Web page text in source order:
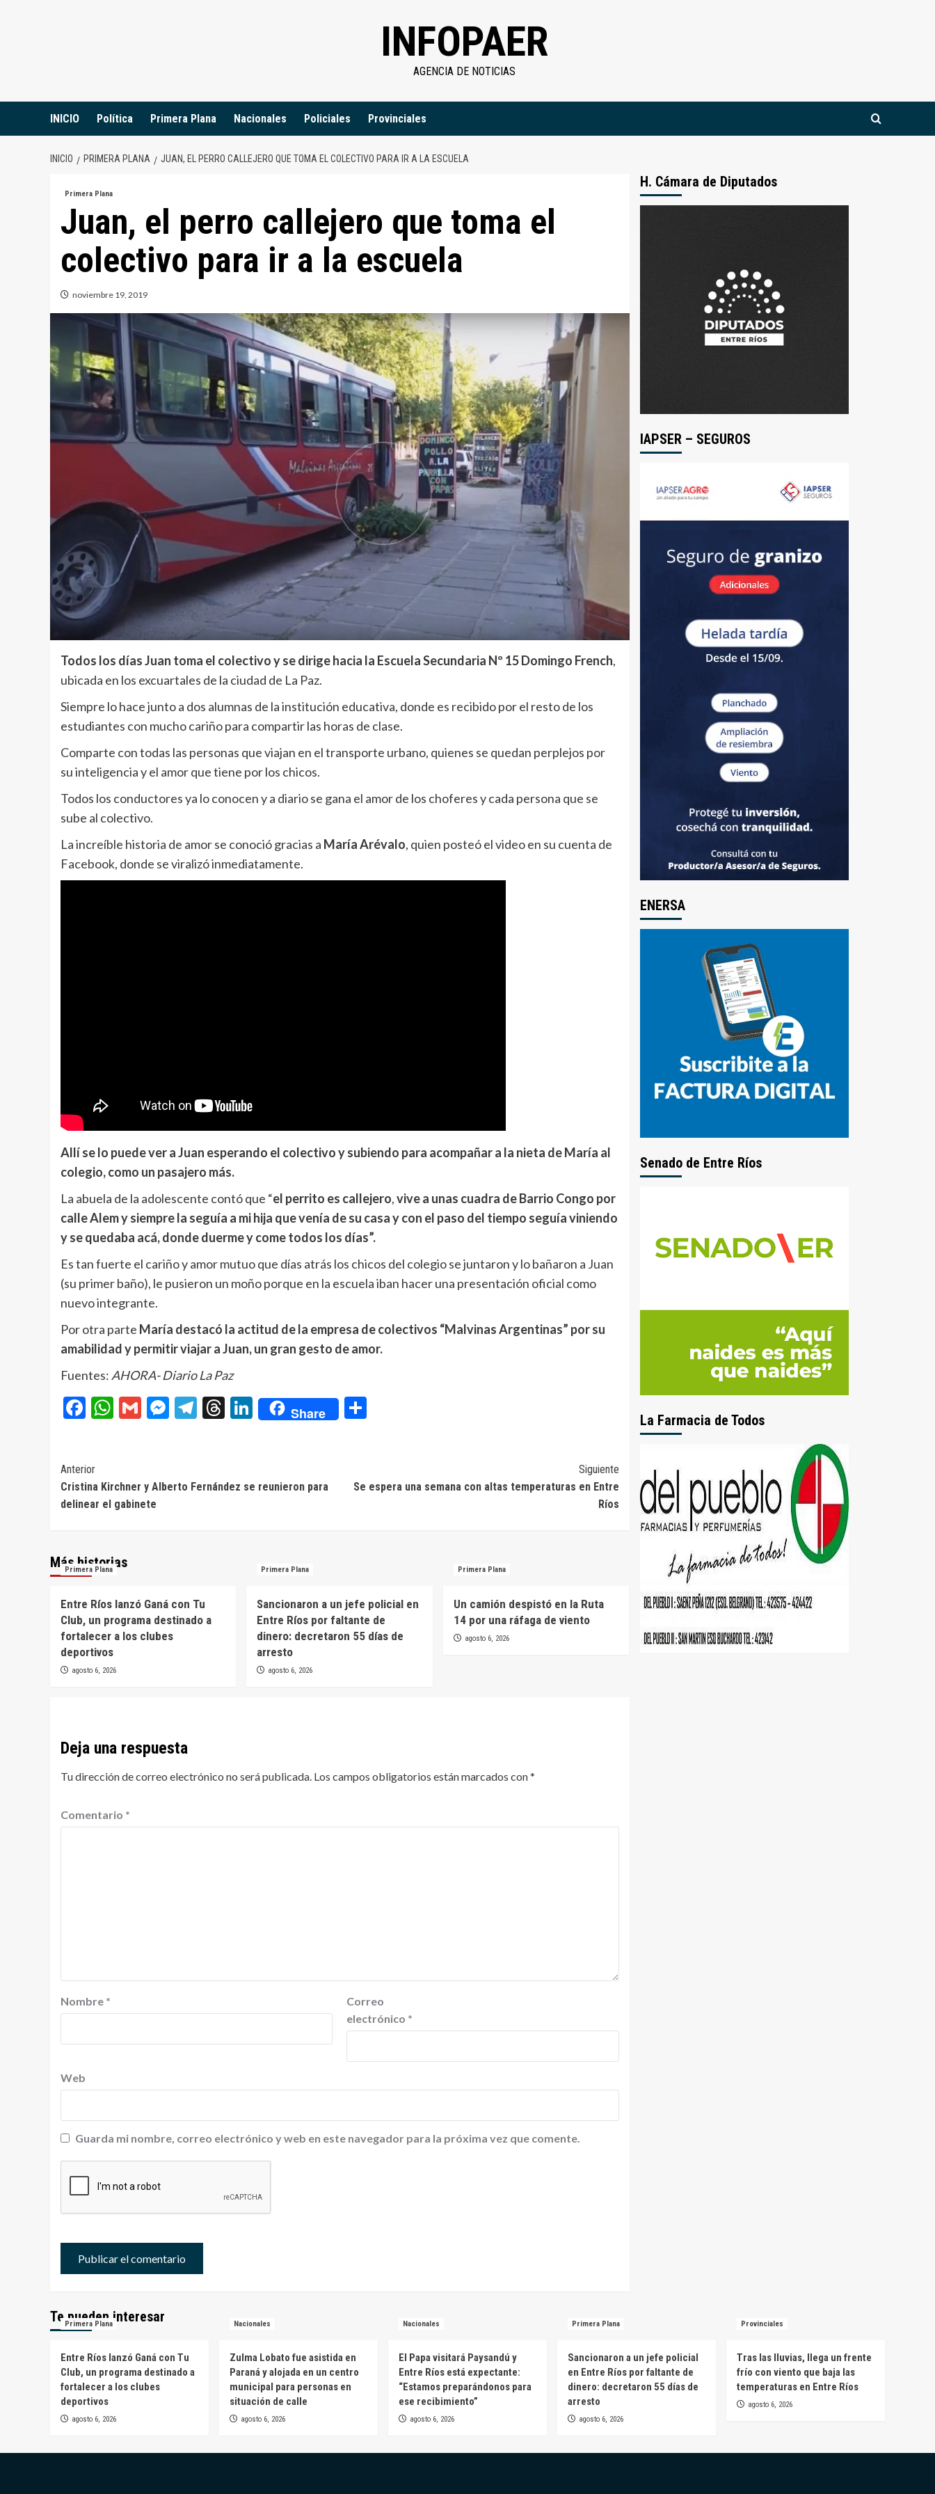
INFOPAER
AGENCIA DE NOTICIAS
INICIO Política Primera Plana Nacionales Policiales Provinciales
INICIO PRIMERA PLANA JUAN, EL PERRO CALLEJERO QUE TOMA EL COLECTIVO PARA IR A LA ESCUELA
Primera Plana
Juan, el perro callejero que toma el
colectivo para ir a la escuela
noviembre 19, 2019
Todos los días Juan toma el colectivo y se dirige hacia la Escuela Secundaria Nº 15 Domingo French,
ubicada en los excuartales de la ciudad de La Paz.
Siempre lo hace junto a dos alumnas de la institución educativa, donde es recibido por el resto de los
estudiantes con mucho cariño para compartir las horas de clase.
Comparte con todas las personas que viajan en el transporte urbano, quienes se quedan perplejos por
su inteligencia y el amor que tiene por los chicos.
Todos los conductores ya lo conocen y a diario se gana el amor de los choferes y cada persona que se
sube al colectivo.
La increíble historia de amor se conoció gracias a María Arévalo, quien posteó el video en su cuenta de
Facebook, donde se viralizó inmediatamente.
Allí se lo puede ver a Juan esperando el colectivo y subiendo para acompañar a la nieta de María al
colegio, como un pasajero más.
La abuela de la adolescente contó que “el perrito es callejero,vive a unas cuadra de Barrio Congo por
calle Alem y siempre la seguía a mi hija que venía de su casa y con el paso del tiempo seguía viniendo
y se quedaba acá, donde duerme y come todos los días”.
Es tan fuerte el cariño y amor mutuo que días atrás los chicos del colegio se juntaron y lo bañaron a Juan
(su primer baño), le pusieron un moño porque en la escuela iban hacer una presentación oficial como
nuevo integrante.
Por otra parte María destacó la actitud de la empresa de colectivos “Malvinas Argentinas” por su
amabilidad y permitir viajar a Juan, un gran gesto de amor.
Fuentes: AHORA- Diario La Paz
Facebook
WhatsApp
GmailMessenger
Telegram
Threads
LinkedIn
Share
Navegación
de
entradas
Anterior
Cristina Kirchner y Alberto Fernández se reunieron para
delinear el gabinete
Siguiente
Se espera una semana con altas temperaturas en Entre
Ríos
Más historias
Primera Plana
Entre Ríos lanzó Ganá con Tu
Club, un programa destinado a
fortalecer a los clubes
deportivos
agosto 6, 2026
Primera Plana
Sancionaron a un jefe policial en
Entre Ríos por faltante de
dinero: decretaron 55 días de
arresto
agosto 6, 2026
Primera Plana
Un camión despistó en la Ruta
14 por una ráfaga de viento
agosto 6, 2026
Deja una respuesta
Tu dirección de correo electrónico no será publicada. Los campos obligatorios están marcados con*
Comentario *
Nombre *
Correo
electrónico *
Web
Guarda mi nombre, correo electrónico y web en este navegador para la próxima vez que comente.
H. Cámara de Diputados
IAPSER – SEGUROS
ENERSA
Senado de Entre Ríos
La Farmacia de Todos
Te pueden interesar
Primera Plana
Entre Ríos lanzó Ganá con Tu
Club, un programa destinado a
fortalecer a los clubes
deportivos
agosto 6, 2026
Nacionales
Zulma Lobato fue asistida en
Paraná y alojada en un centro
municipal para personas en
situación de calle
agosto 6, 2026
Nacionales
El Papa visitará Paysandú y
Entre Ríos está expectante:
“Estamos preparándonos para
ese recibimiento”
agosto 6, 2026
Primera Plana
Sancionaron a un jefe policial
en Entre Ríos por faltante de
dinero: decretaron 55 días de
arresto
agosto 6, 2026
Provinciales
Tras las lluvias, llega un frente
frío con viento que baja las
temperaturas en Entre Ríos
agosto 6, 2026